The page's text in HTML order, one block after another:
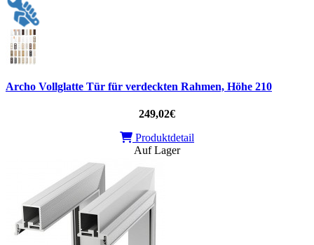
Archo Vollglatte Tür für verdeckten Rahmen, Höhe 210
249,02€
Produktdetail
Auf Lager